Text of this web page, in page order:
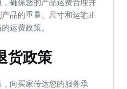
确保您的产品运费合理并
品的重量、尺寸和运输距
运费政策。
货政策
向买家传达您的服务承